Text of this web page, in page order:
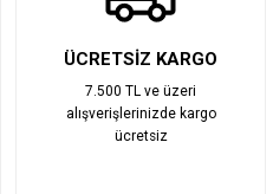
ÜCRETSİZ KARGO
7.500 TL ve üzeri
alışverişlerinizde kargo
ücretsiz